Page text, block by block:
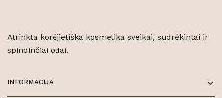
Atrinkta korėjietiška kosmetika sveikai, sudrėkintai ir
spindinčiai odai.
INFORMACIJA